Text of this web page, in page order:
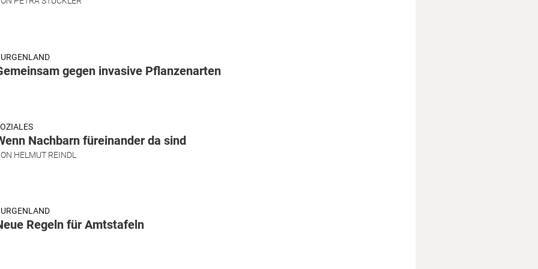
gegen invasive Pflanzenarten
Nachbarn füreinander da sind
HELMUT REINDL
Regeln für Amtstafeln